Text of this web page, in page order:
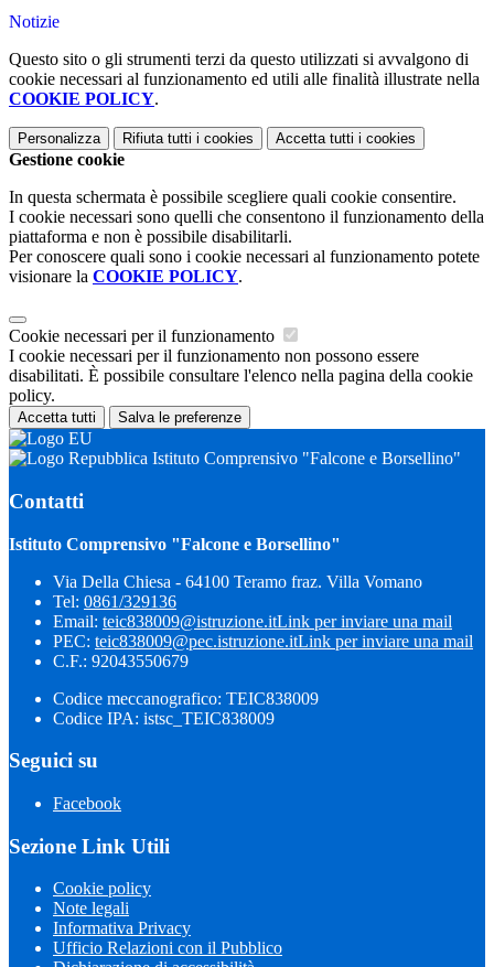
Notizie
Questo sito o gli strumenti terzi da questo utilizzati si avvalgono di
cookie necessari al funzionamento ed utili alle finalità illustrate nella
COOKIE POLICY.
Personalizza Rifiuta tutti i cookies Accetta tutti i cookies
Gestione cookie
In questa schermata è possibile scegliere quali cookie consentire.
I cookie necessari sono quelli che consentono il funzionamento della
piattaforma e non è possibile disabilitarli.
Per conoscere quali sono i cookie necessari al funzionamento potete
visionare la COOKIE POLICY.
Cookie necessari per il funzionamento
I cookie necessari per il funzionamento non possono essere
disabilitati. È possibile consultare l'elenco nella pagina della cookie
policy.
Accetta tutti Salva le preferenze
Istituto Comprensivo "Falcone e Borsellino"
Contatti
Istituto Comprensivo "Falcone e Borsellino"
Via Della Chiesa - 64100 Teramo fraz. Villa Vomano
Tel: 0861/329136
Email: teic838009@istruzione.itLink per inviare una mail
PEC: teic838009@pec.​istruzione.itLink per inviare una mail
C.F.: 92043550679
Codice meccanografico: TEIC838009
Codice IPA: istsc_TEIC838009
Seguici su
Facebook
Sezione Link Utili
Cookie policy
Note legali
Informativa Privacy
Ufficio Relazioni con il Pubblico